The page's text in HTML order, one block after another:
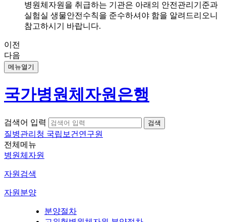
병원체자원을 취급하는 기관은 아래의 안전관리기준과
실험실 생물안전수칙을 준수하셔야 함을 알려드리오니
참고하시기 바랍니다.
이전
다음
메뉴열기
국가병원체자원은행
검색어 입력
질병관리청 국립보건연구원
전체메뉴
병원체자원
자원검색
자원분양
분양절차